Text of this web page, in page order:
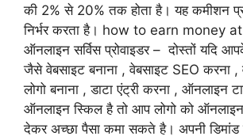
की 2% से 20% तक होता है। यह कमीशन
निर्भर करता है। how to earn money
ऑनलाइन सर्विस प्रोवाइडर – दोस्तों यदि
जैसे वेबसाइट बनाना , वेबसाइट SEO करना ,
लोगो बनाना , डाटा एंट्री करना , ऑनलाइन
ऑनलाइन स्किल है तो आप लोगो को ऑनलाइन
देकर अच्छा पैसा कमा सकते है। अपनी